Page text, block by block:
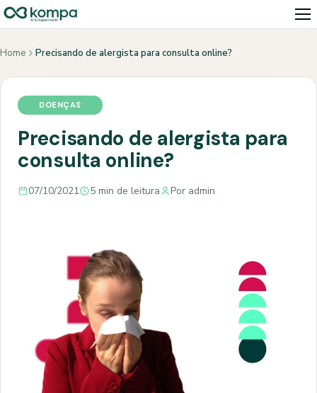
Home Precisando de alergista para consulta online?
DOENÇAS
Precisando de alergista para
consulta online?
07/10/2021 5 min de leitura Por admin